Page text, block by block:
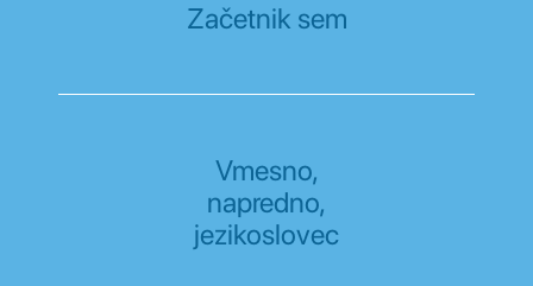
Začetnik sem
Vmesno,
napredno,
jezikoslovec